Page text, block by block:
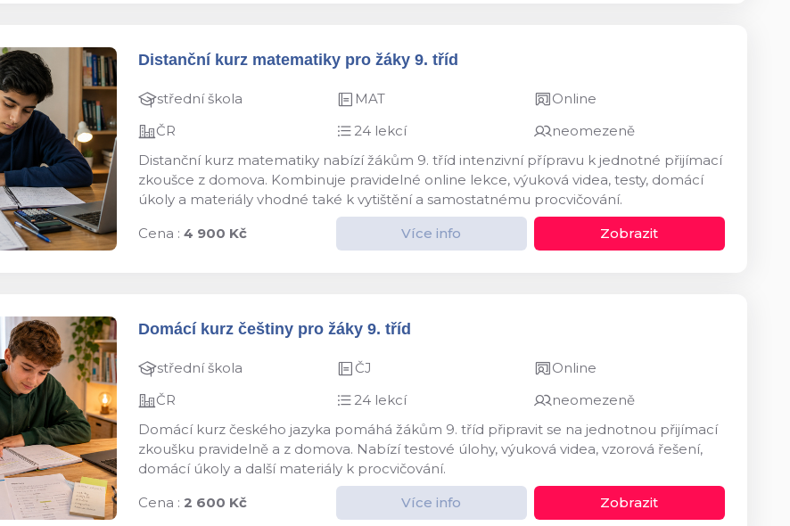
Distanční kurz matematiky pro žáky 9. tříd
střední škola MAT
Online
ČR
24 lekcí
neomezeně
Distanční kurz matematiky nabízí žákům 9. tříd intenzivní přípravu k jednotné přijímací
zkoušce z domova. Kombinuje pravidelné online lekce, výuková videa, testy, domácí
úkoly a materiály vhodné také k vytištění a samostatnému procvičování.
Cena : 4 900 Kč Více info Zobrazit
Domácí kurz češtiny pro žáky 9. tříd
střední škola ČJ
Online
ČR
24 lekcí
neomezeně
Domácí kurz českého jazyka pomáhá žákům 9. tříd připravit se na jednotnou přijímací
zkoušku pravidelně a z domova. Nabízí testové úlohy, výuková videa, vzorová řešení,
domácí úkoly a další materiály k procvičování.
Cena : 2 600 Kč Více info Zobrazit